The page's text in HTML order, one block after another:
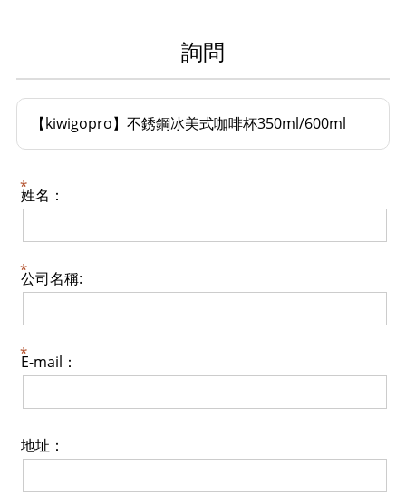
詢問
【kiwigopro】不銹鋼冰美式咖啡杯350ml/600ml
姓名：
公司名稱:
E-mail：
地址：